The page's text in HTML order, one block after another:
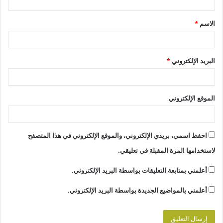
ق
*
الاسم *
البريد الإلكتروني*
الموقع الإلكتروني
احفظ اسمي، بريدي الإلكتروني، والموقع الإلكتروني في هذا المتصفح
لاستخدامها المرة المقبلة في تعليقي.
أعلمني بمتابعة التعليقات بواسطة البريد الإلكتروني.
أعلمني بالمواضيع الجديدة بواسطة البريد الإلكتروني.